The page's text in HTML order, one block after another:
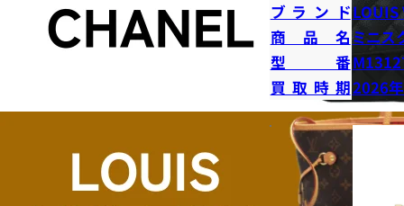
ブランドLOUIS
商品名ミニス
型番
買取時期2026